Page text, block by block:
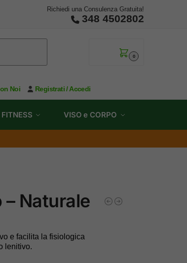
Richiedi una Consulenza Gratuita!
348 4502802
Noi Registrati / Accedi
0
VISO e CORPO
Naturale
e facilita la fisiologica
lenitivo.